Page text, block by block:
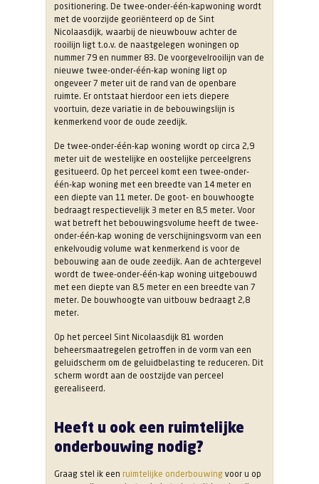
positionering. De twee-onder-één-kapwoning wordt
met de voorzijde georiënteerd op de Sint
Nicolaasdijk, waarbij de nieuwbouw achter de
rooilijn ligt t.o.v. de naastgelegen woningen op
nummer 79 en nummer 83. De voorgevelrooilijn van de
nieuwe twee-onder-één-kap woning ligt op
ongeveer 7 meter uit de rand van de openbare
ruimte. Er ontstaat hierdoor een iets diepere
voortuin, deze variatie in de bebouwingslijn is
kenmerkend voor de oude zeedijk.
De twee-onder-één-kap woning wordt op circa 2,9
meter uit de westelijke en oostelijke perceelgrens
gesitueerd. Op het perceel komt een twee-onder-
één-kap woning met een breedte van 14 meter en
een diepte van 11 meter. De goot- en bouwhoogte
bedraagt respectievelijk 3 meter en 8,5 meter. Voor
wat betreft het bebouwingsvolume heeft de twee-
onder-één-kap woning de verschijningsvorm van een
enkelvoudig volume wat kenmerkend is voor de
bebouwing aan de oude zeedijk. Aan de achtergevel
wordt de twee-onder-één-kap woning uitgebouwd
met een diepte van 8,5 meter en een breedte van 7
meter. De bouwhoogte van uitbouw bedraagt 2,8
meter.
Op het perceel Sint Nicolaasdijk 81 worden
beheersmaatregelen getroffen in de vorm van een
geluidscherm om de geluidbelasting te reduceren. Dit
scherm wordt aan de oostzijde van perceel
gerealiseerd.
Heeft u ook een ruimtelijke
onderbouwing nodig?
Graag stel ik een ruimtelijke onderbouwing voor u op